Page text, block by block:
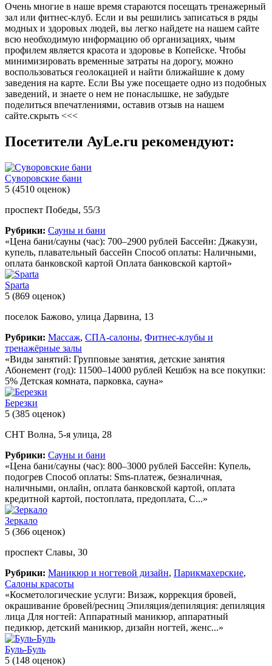
Очень многие в наше время стараются посещать тренажерный
зал или фитнес-клуб. Если и вы решились записаться в ряды
модных и здоровых людей, вы легко найдете на нашем сайте
всю необходимую информацию об организациях, чьим
профилем является красота и здоровье в Копейске. Чтобы
минимизировать временные затраты на дорогу, можно
воспользоваться геолокацией и найти ближайшие к дому
заведения на карте. Если Вы уже посещаете одно из подобных
заведений, и знаете о нем не понаслышке, не забудьте
поделиться впечатлениями, оставив отзыв на нашем
сайте.скрыть <<<
Посетители AyLe.ru рекомендуют:
Суворовские бани
5 (4510 оценок)
проспект Победы, 55/3
Рубрики: Сауны и бани
«Цена бани/сауны (час): 700–2900 рублей Бассейн: Джакузи,
купель, плавательный бассейн Способ оплаты: Наличными,
оплата банковской картой Оплата банковской картой»
Sparta
5 (869 оценок)
поселок Бажово, улица Дарвина, 13
Рубрики: Массаж, СПА-салоны, Фитнес-клубы и
тренажёрные залы
«Виды занятий: Групповые занятия, детские занятия
Абонемент (год): 11500–14000 рублей Кешбэк на все покупки:
5% Детская комната, парковка, сауна»
Березки
5 (385 оценок)
СНТ Волна, 5-я улица, 28
Рубрики: Сауны и бани
«Цена бани/сауны (час): 800–3000 рублей Бассейн: Купель,
подогрев Способ оплаты: Sms-платеж, безналичная,
наличными, онлайн, оплата банковской картой, оплата
кредитной картой, постоплата, предоплата, С...»
Зеркало
5 (366 оценок)
проспект Славы, 30
Рубрики: Маникюр и ногтевой дизайн, Парикмахерские,
Салоны красоты
«Косметологические услуги: Визаж, коррекция бровей,
окрашивание бровей/ресниц Эпиляция/депиляция: депиляция
лица Для ногтей: Аппаратный маникюр, аппаратный
педикюр, детский маникюр, дизайн ногтей, женс...»
Буль-Буль
5 (148 оценок)